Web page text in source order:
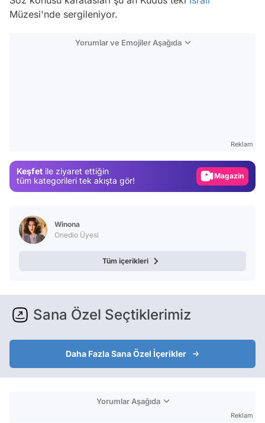
Müzesi'nde sergileniyor.
Yorumlar ve Emojiler Aşağıda
Reklam
Keşfet ile ziyaret ettiğin
tüm kategorileri tek akışta gör!
Magazin
Winona
Onedio Üyesi
Tüm içerikleri
Sana Özel Seçtiklerimiz
Daha Fazla Sana Özel İçerikler
Yorumlar Aşağıda
Reklam